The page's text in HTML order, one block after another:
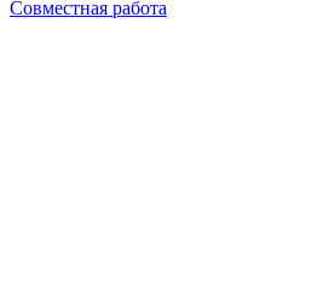
Совместная работа